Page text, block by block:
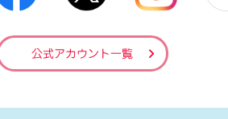
公式アカウント一覧